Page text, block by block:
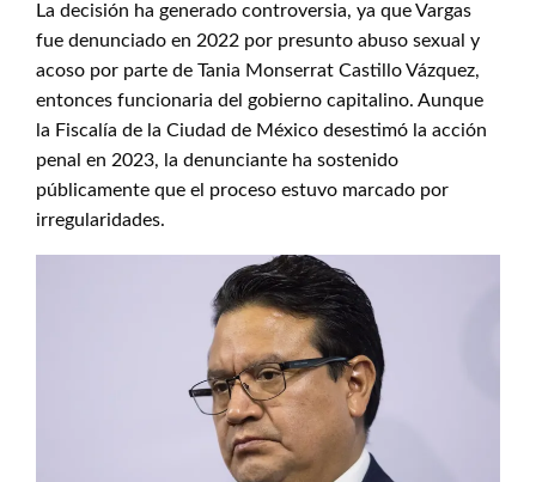
La decisión ha generado controversia, ya que Vargas
fue denunciado en 2022 por presunto abuso sexual y
acoso por parte de Tania Monserrat Castillo Vázquez,
entonces funcionaria del gobierno capitalino. Aunque
la Fiscalía de la Ciudad de México desestimó la acción
penal en 2023, la denunciante ha sostenido
públicamente que el proceso estuvo marcado por
irregularidades.